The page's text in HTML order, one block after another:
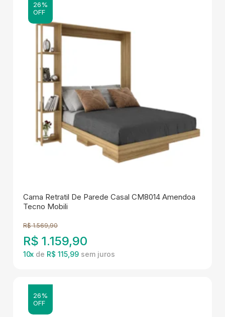
26%
OFF
Cama Retratil De Parede Casal CM8014 Amendoa
Tecno Mobili
R$ 1.569,90
R$ 1.159,90
10x de R$ 115,99
26%
OFF